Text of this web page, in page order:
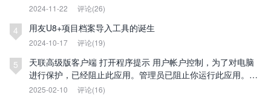
2024-11-22 评论(26)
4 用友U8+项目档案导入工具的诞生
2024-10-17 评论(19)
5
天联高级版客户端 打开程序提示 用户帐户控制，为了对电脑
进行保护，已经阻止此应用。管理员已阻止你运行此应用。有
关详细信息，请与管理员联系。
2025-02-10 评论(16)